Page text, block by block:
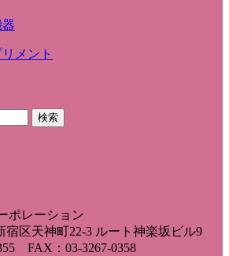
メント
ポレーション
区天神町22-3 ルート神楽坂ビル9
FAX：03-3267-0358